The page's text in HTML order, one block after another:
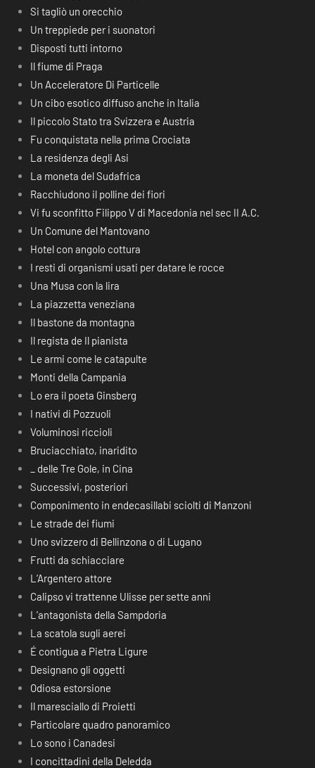
Si tagliò un orecchio
Un treppiede per i suonatori
Disposti tutti intorno
Il fiume di Praga
Un Acceleratore Di Particelle
Un cibo esotico diffuso anche in Italia
Il piccolo Stato tra Svizzera e Austria
Fu conquistata nella prima Crociata
La residenza degli Asi
La moneta del Sudafrica
Racchiudono il polline dei fiori
Vi fu sconfitto Filippo V di Macedonia nel sec II A.C.
Un Comune del Mantovano
Hotel con angolo cottura
I resti di organismi usati per datare le rocce
Una Musa con la lira
La piazzetta veneziana
Il bastone da montagna
Il regista de Il pianista
Le armi come le catapulte
Monti della Campania
Lo era il poeta Ginsberg
I nativi di Pozzuoli
Voluminosi riccioli
Bruciacchiato, inaridito
_ delle Tre Gole, in Cina
Successivi, posteriori
Componimento in endecasillabi sciolti di Manzoni
Le strade dei fiumi
Uno svizzero di Bellinzona o di Lugano
Frutti da schiacciare
L’Argentero attore
Calipso vi trattenne Ulisse per sette anni
L’antagonista della Sampdoria
La scatola sugli aerei
É contigua a Pietra Ligure
Designano gli oggetti
Odiosa estorsione
Il maresciallo di Proietti
Particolare quadro panoramico
Lo sono i Canadesi
I concittadini della Deledda